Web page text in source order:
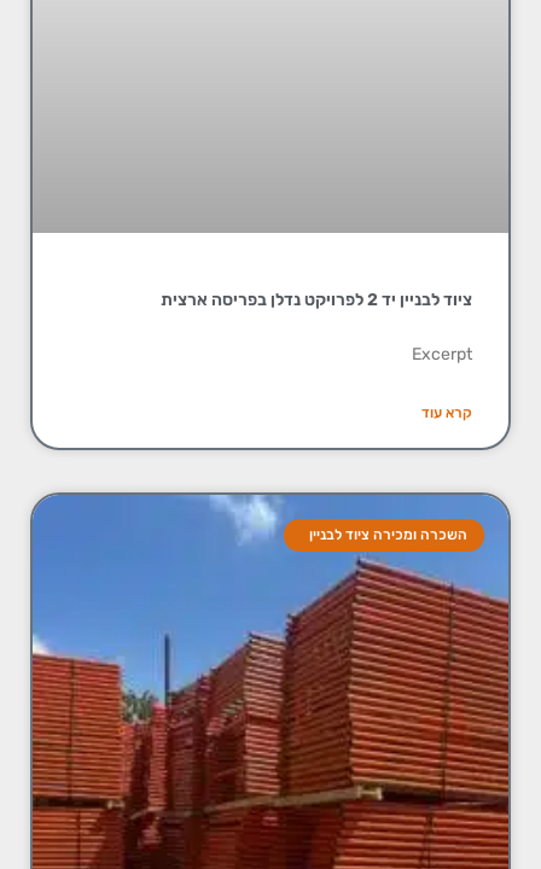
ציוד לבניין יד 2 לפרויקט נדלן בפריסה ארצית
Excerpt
קרא עוד
השכרה ומכירה ציוד לבניין